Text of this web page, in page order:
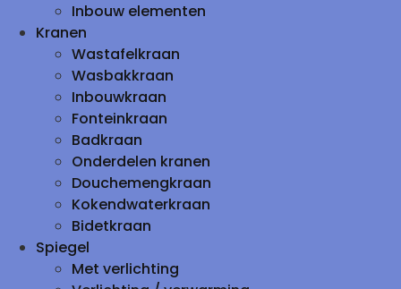
Inbouw elementen
Kranen
Wastafelkraan
Wasbakkraan
Inbouwkraan
Fonteinkraan
Badkraan
Onderdelen kranen
Douchemengkraan
Kokendwaterkraan
Bidetkraan
Spiegel
Met verlichting